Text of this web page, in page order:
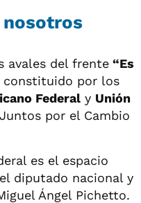
nosotros
avales del frente “Es
constituido por los
Federal y Unión
por el Cambio
es el espacio
diputado nacional y
Ángel Pichetto.